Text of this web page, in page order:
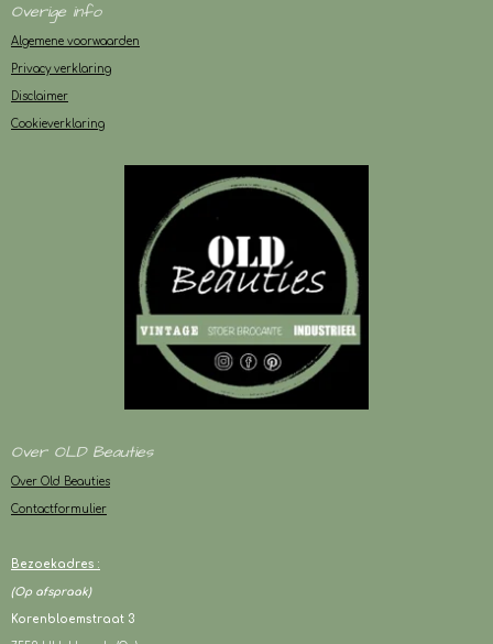
Overige info
Algemene voorwaarden
Privacy verklaring
Disclaimer
Cookieverklaring
Over OLD Beauties
Over Old Beauties
Contactformulier
Bezoekadres :
(Op afspraak)
Korenbloemstraat 3